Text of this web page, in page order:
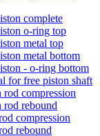
complete
o-ring top
metal top
metal bottom
- o-ring bottom
for free piston shaft
compression
rebound
compression
rebound